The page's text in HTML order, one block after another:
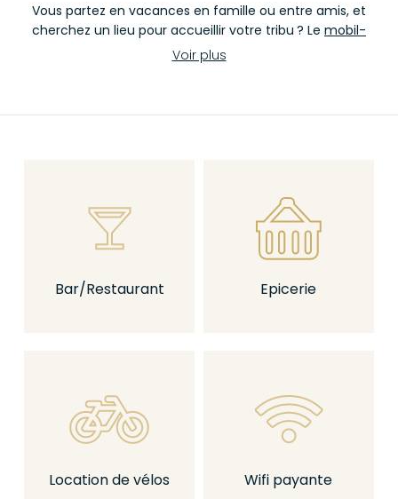
Vous partez en vacances en famille ou entre amis, et
cherchez un lieu pour accueillir votre tribu ? Le mobil-
est un choix judicieux qui permet
d’accueillir jusqu’à 8/10 personnes. Au-delà et pour plus
camping 4 étoiles à l’Île de Ré
qui vous propose ce type d’hébergement ingénieux : la
gamme de mobil-homes Archipel. N’attendez plus pour
réserver votremobil- home Archipel à l’Île de Réet passez
des uns et des autres pendant sa semaine de vacances…
Si vous voyagez entre amis ou en tribu (parents, enfants
et grands-parents, par exemple), se réserver un espace
partageant des moments conviviaux sur une grande
Voir plus
Bar/Restaurant Epicerie
Location de vélos Wifi payante